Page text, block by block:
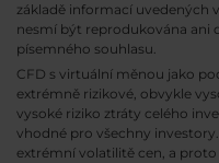
základě informací uvedených
nesmí být reprodukována ani
písemného souhlasu.
CFD s virtuální měnou jako
extrémně rizikové, obvykle
vysoké riziko ztráty celého
vhodné pro všechny
extrémní volatilitě cen, a